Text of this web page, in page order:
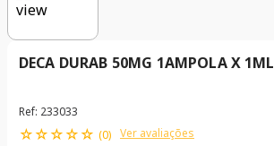
DECA DURAB 50MG 1AMPOLA X 1ML
Ref: 233033
☆☆☆☆☆ (0) Ver avaliações